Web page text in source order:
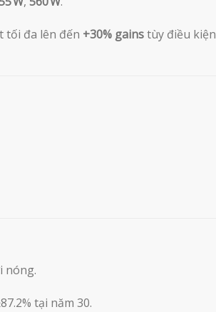
đa lên đến +30% gainstùy điều kiện
nóng.
tại năm 30.